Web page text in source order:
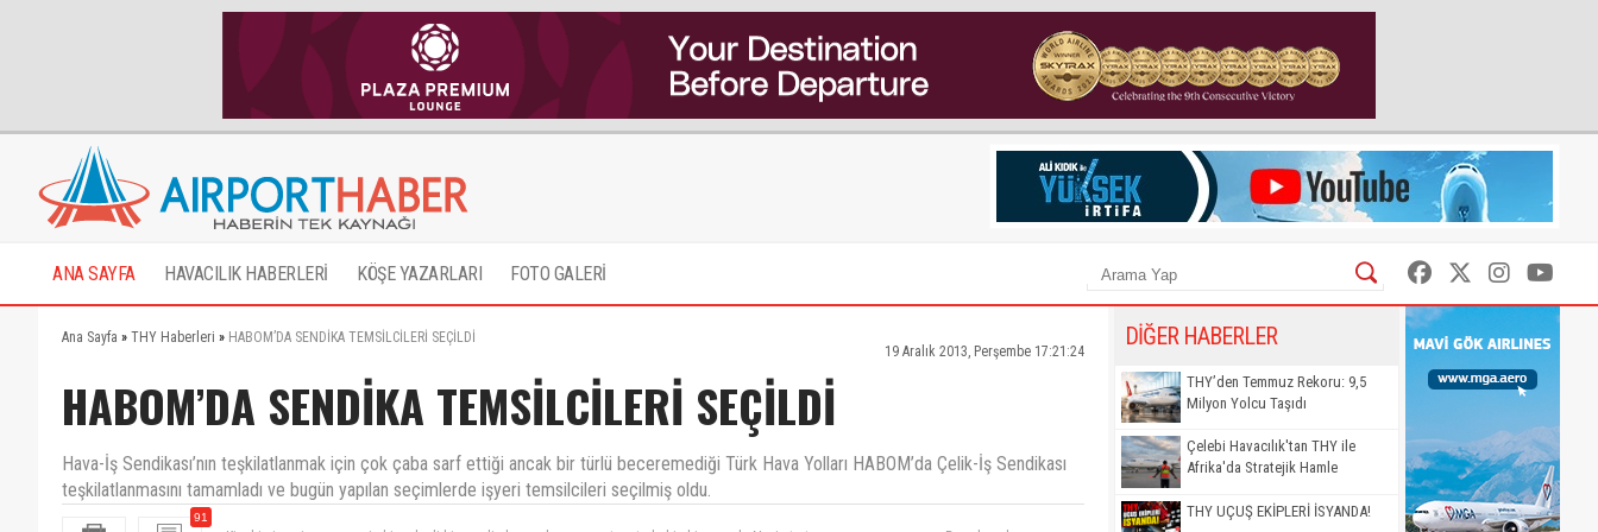
ANA SAYFA HAVACILIK HABERLERİ KÖŞE YAZARLARI FOTO GALERİ
Ana Sayfa » THY Haberleri » HABOM’DA SENDİKA TEMSİLCİLERİ SEÇİLDİ
19 Aralık 2013, Perşembe 17:21:24
HABOM’DA SENDİKA TEMSİLCİLERİ SEÇİLDİ
Hava-İş Sendikası’nın teşkilatlanmak için çok çaba sarf ettiği ancak bir türlü beceremediği Türk Hava Yolları HABOM’da Çelik-İş Sendikası
teşkilatlanmasını tamamladı ve bugün yapılan seçimlerde işyeri temsilcileri seçilmiş oldu.
91
DİĞER HABERLER
THY’den Temmuz Rekoru: 9,5
Milyon Yolcu Taşıdı
Çelebi Havacılık'tan THY ile
Afrika'da Stratejik Hamle
THY UÇUŞ EKİPLERİ İSYANDA!